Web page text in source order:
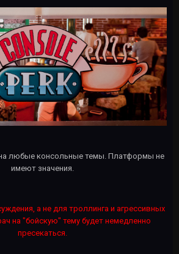
любые консольные темы. Платформы не
имеют значения.
а не для троллинга и агрессивных
на "бойскую" тему будет немедленно
пресекаться.